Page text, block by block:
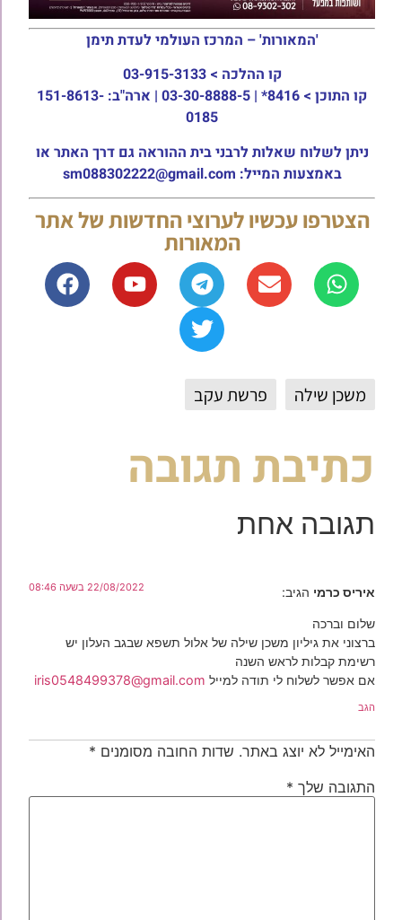
'המאורות' – המרכז העולמי לעדת תימן
קו ההלכה > 03-915-3133
קו התוכן >
8416* | 03-30-8888-5 | ארה"ב: 151-8613-
0185
ניתן לשלוח שאלות לרבני בית ההוראה גם דרך האתר או
באמצעות המייל: sm088302222@gmail.com
הצטרפו עכשיו לערוצי החדשות של אתר
המאורות
משכן שילה פרשת עקב
כתיבת תגובה
תגובה אחת
איריס כרמי הגיב: 22/08/2022 בשעה 08:46
שלום וברכה
ברצוני את גיליון משכן שילה של אלול תשפא שבגב העלון יש
רשימת קבלות לראש השנה
אם אפשר לשלוח לי תודה למייל iris0548499378@gmail.com
הגב
האימייל לא יוצג באתר. שדות החובה מסומנים *
התגובה שלך *